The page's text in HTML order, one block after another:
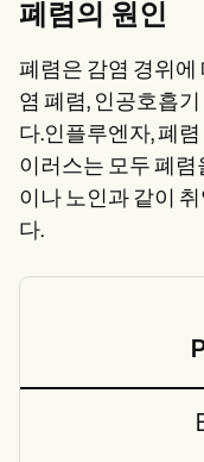
폐렴의 원인
폐렴은 감염 경위에
염 폐렴, 인공호흡
다.인플루엔자, 폐
이러스는 모두 폐렴
이나 노인과 같이
다.